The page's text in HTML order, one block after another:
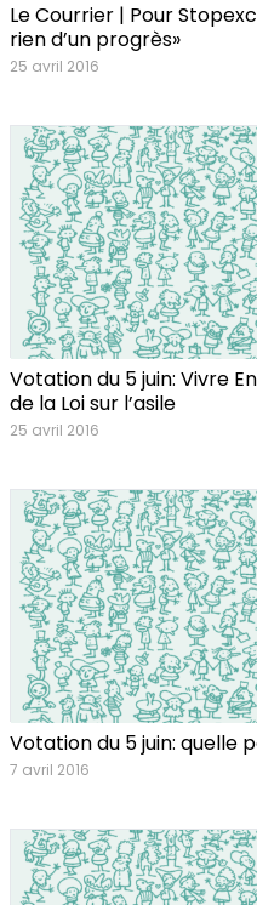
Le Courrier | Pour
rien d’un progrès»
25 avril 2016
Votation du 5 juin: Vivre
de la Loi sur l’asile
25 avril 2016
Votation du 5 juin: quelle
7 avril 2016